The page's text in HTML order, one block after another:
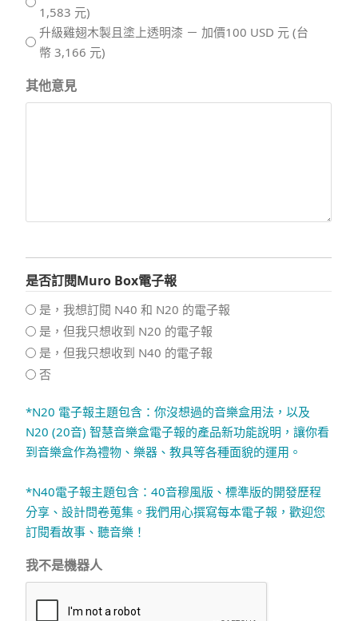
1,583 元)
升級雞翅木製且塗上透明漆 － 加價100 USD 元 (台
幣 3,166 元)
其他意見
是否訂閱Muro Box電子報
是，我想訂閱 N40 和 N20 的電子報
是，但我只想收到 N20 的電子報
是，但我只想收到 N40 的電子報
否
*N20 電子報主題包含：你沒想過的音樂盒用法，以及
N20 (20音) 智慧音樂盒電子報的產品新功能說明，讓你看
到音樂盒作為禮物、樂器、教具等各種面貌的運用。
*N40電子報主題包含：40音穆風版、標準版的開發歷程
分享、設計問卷蒐集。我們用心撰寫每本電子報，歡迎您
訂閱看故事、聽音樂！
我不是機器人